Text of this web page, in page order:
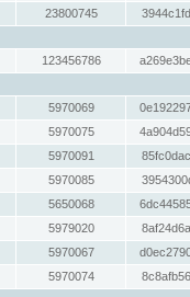
23800745
123456786
5970069
5970075
5970091
5970085
5650068
5979020
5970067
5970074